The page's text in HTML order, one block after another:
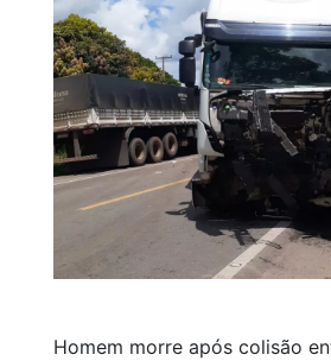
Homem morre após colisão